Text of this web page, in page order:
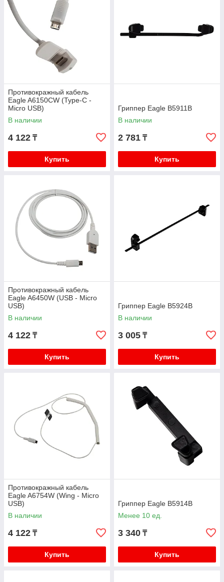
Противокражный кабель
Eagle A6150CW (Type-C -
Micro USB)
В наличии
4 122 ₸
Купить
Гриппер Eagle B5911B
В наличии
2 781 ₸
Купить
Противокражный кабель
Eagle A6450W (USB - Micro
USB)
В наличии
4 122 ₸
Купить
Гриппер Eagle B5924B
В наличии
3 005 ₸
Купить
Противокражный кабель
Eagle A6754W (Wing - Micro
USB)
В наличии
4 122 ₸
Купить
Гриппер Eagle B5914B
Менее 10 ед.
3 340 ₸
Купить